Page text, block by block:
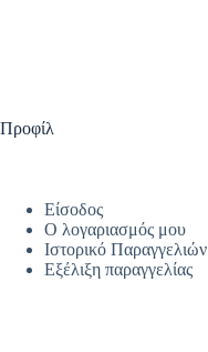
Προφίλ
Είσοδος
Ο λογαριασμός μου
Ιστορικό Παραγγελιών
Εξέλιξη παραγγελίας